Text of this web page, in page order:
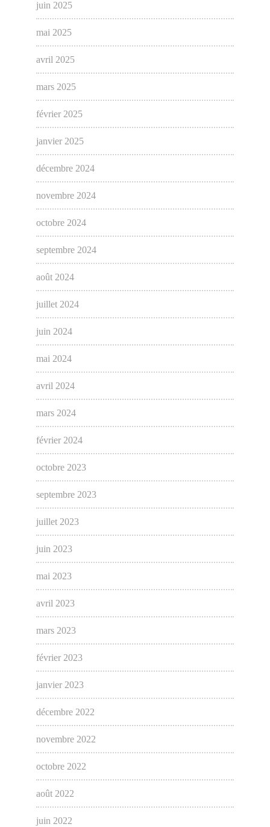
juin 2025
mai 2025
avril 2025
mars 2025
février 2025
janvier 2025
décembre 2024
novembre 2024
octobre 2024
septembre 2024
août 2024
juillet 2024
juin 2024
mai 2024
avril 2024
mars 2024
février 2024
octobre 2023
septembre 2023
juillet 2023
juin 2023
mai 2023
avril 2023
mars 2023
février 2023
janvier 2023
décembre 2022
novembre 2022
octobre 2022
août 2022
juin 2022